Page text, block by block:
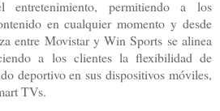
permitiendo a los
en cualquier momento y desde
entre Movistar y Win Sports se alinea
a los clientes la flexibilidad de
deportivo en sus dispositivos móviles,
TVs.